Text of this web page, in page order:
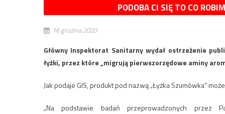
PODOBA CI SIĘ TO CO
16 grudnia 2020
Główny Inspektorat Sanitarny wydał ostrzeżenie
łyżki, przez które „migrują pierwszorzędowe aminy
Jak podaje GIS, produkt pod nazwą „Łyżka Szumówka”
„Na podstawie badań przeprowadzonych przez